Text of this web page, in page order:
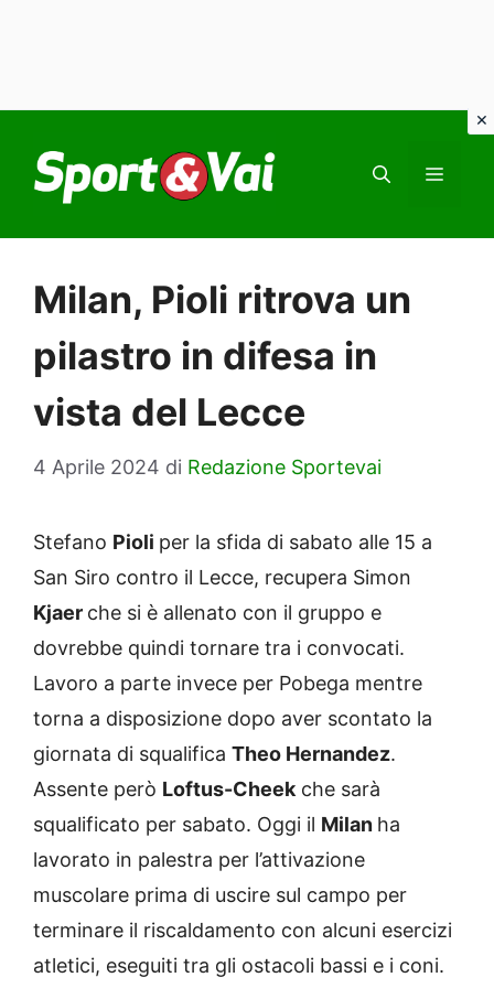
contenuto
Milan, Pioli ritrova un
pilastro in difesa in
vista del Lecce
4 Aprile 2024 di Redazione Sportevai
Stefano Pioli per la sfida di sabato alle 15 a
San Siro contro il Lecce, recupera Simon
Kjaer che si è allenato con il gruppo e
dovrebbe quindi tornare tra i convocati.
Lavoro a parte invece per Pobega mentre
torna a disposizione dopo aver scontato la
giornata di squalifica Theo Hernandez.
Assente però Loftus-Cheekche sarà
squalificato per sabato. Oggi il Milan ha
lavorato in palestra per l’attivazione
muscolare prima di uscire sul campo per
terminare il riscaldamento con alcuni esercizi
atletici, eseguiti tra gli ostacoli bassi e i coni.